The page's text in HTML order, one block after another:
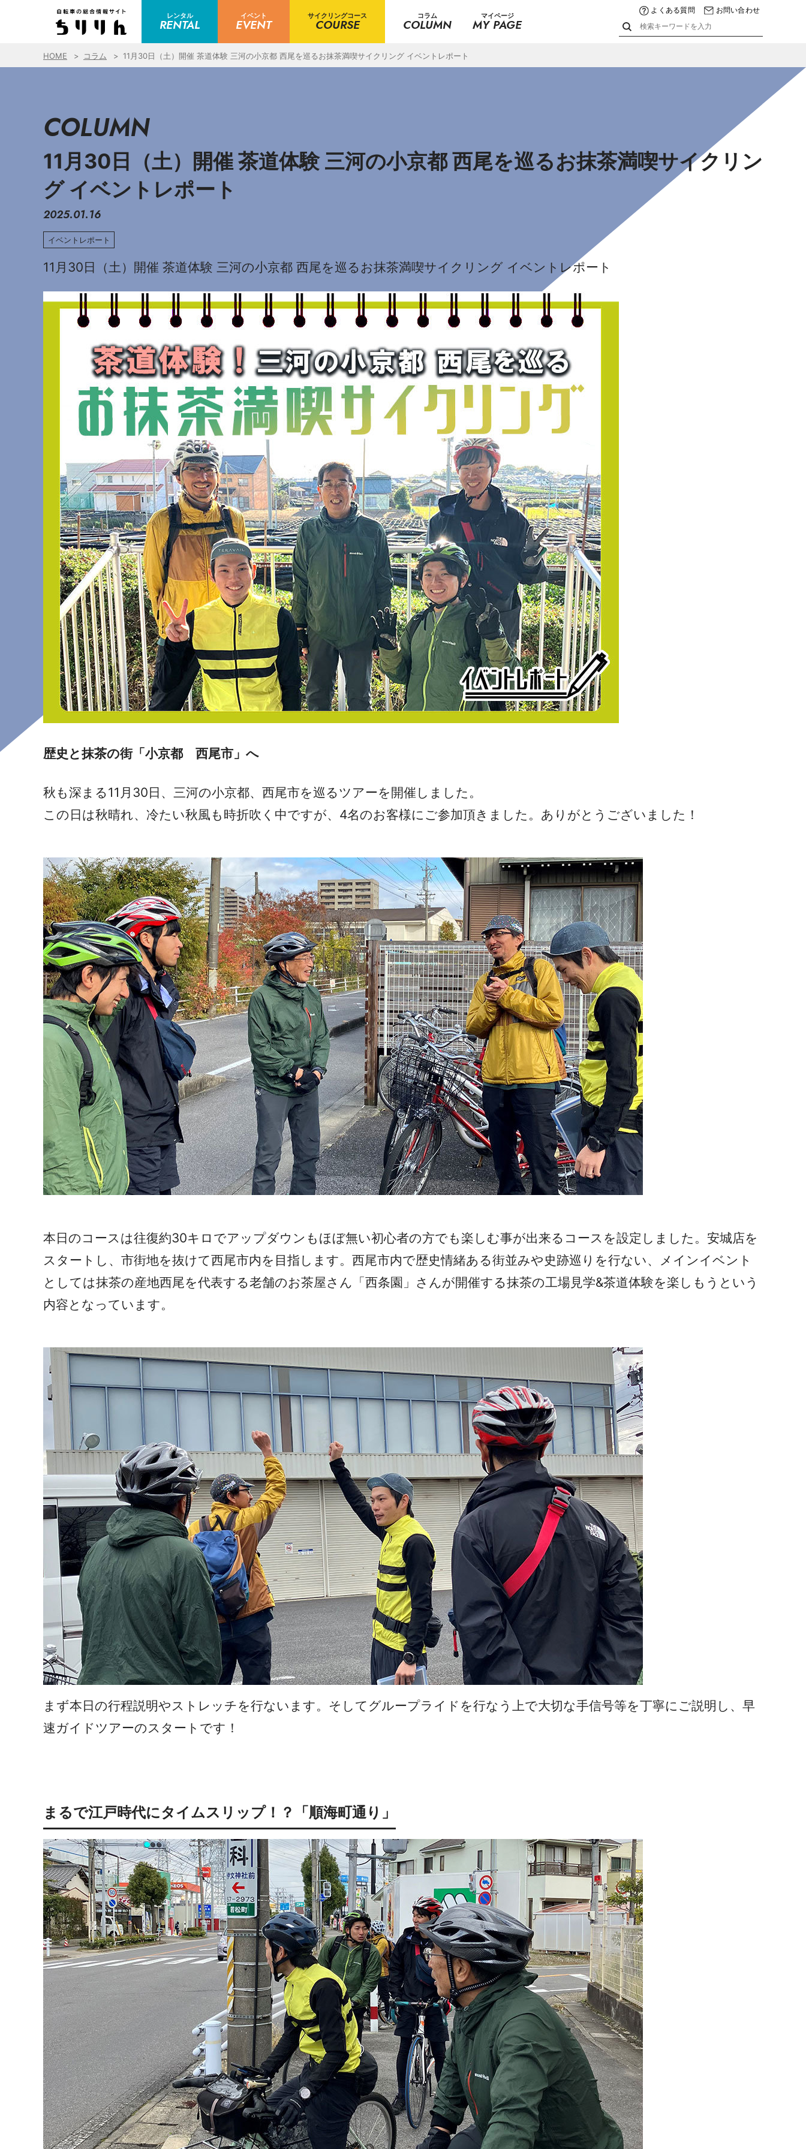
レンタル
RENTAL
イベント
EVENT
サイクリングコース
COURSE
コラム
COLUMN
マイページ
MY PAGE
よくある質問 お問い合わせ
HOME コラム 11月30日（土）開催 茶道体験 三河の小京都 西尾を巡るお抹茶満喫サイクリング イベントレポート
COLUMN
11月30日（土）開催 茶道体験 三河の小京都 西尾を巡るお抹茶満喫サイクリン
グ イベントレポート
2025.01.16
イベントレポート
11月30日（土）開催 茶道体験 三河の小京都 西尾を巡るお抹茶満喫サイクリング イベントレポート
歴史と抹茶の街「小京都 西尾市」へ
秋も深まる11月30日、三河の小京都、西尾市を巡るツアーを開催しました。
この日は秋晴れ、冷たい秋風も時折吹く中ですが、4名のお客様にご参加頂きました。ありがとうございました！
本日のコースは往復約30キロでアップダウンもほぼ無い初心者の方でも楽しむ事が出来るコースを設定しました。安城店を
スタートし、市街地を抜けて西尾市内を目指します。西尾市内で歴史情緒ある街並みや史跡巡りを行ない、メインイベント
としては抹茶の産地西尾を代表する老舗のお茶屋さん「西条園」さんが開催する抹茶の工場見学&茶道体験を楽しもうという
内容となっています。
まず本日の行程説明やストレッチを行ないます。そしてグループライドを行なう上で大切な手信号等を丁寧にご説明し、早
速ガイドツアーのスタートです！
まるで江戸時代にタイムスリップ！？「順海町通り」